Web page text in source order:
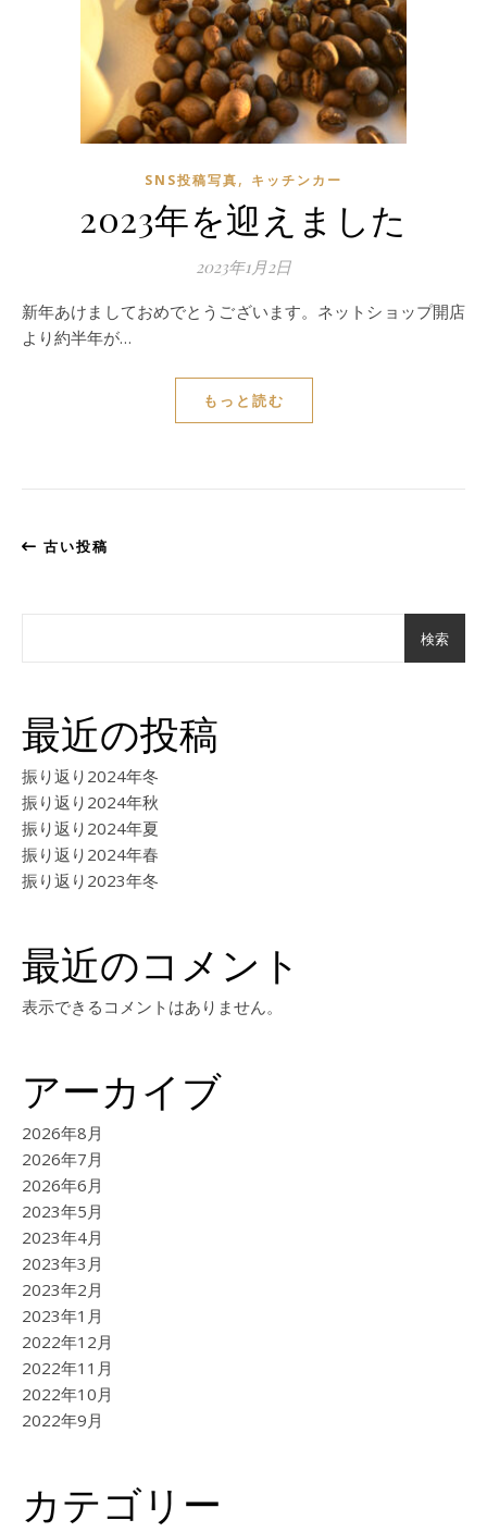
SNS投稿写真, キッチンカー
2023年を迎えました
2023年1月2日
新年あけましておめでとうございます。ネットショップ開店
より約半年が…
もっと読む
古い投稿
検索
最近の投稿
振り返り2024年冬
振り返り2024年秋
振り返り2024年夏
振り返り2024年春
振り返り2023年冬
最近のコメント
表示できるコメントはありません。
アーカイブ
2026年8月
2026年7月
2026年6月
2023年5月
2023年4月
2023年3月
2023年2月
2023年1月
2022年12月
2022年11月
2022年10月
2022年9月
カテゴリー